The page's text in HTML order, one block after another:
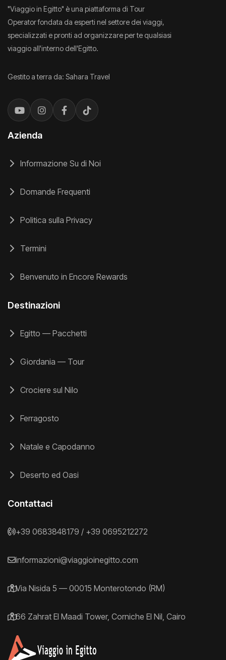
"Viaggio in Egitto" è una piattaforma di Tour
Operator fondata da esperti nel settore dei viaggi,
specializzati e pronti ad organizzare per te qualsiasi
viaggio all'interno dell'Egitto.
Gestito a terra da: Sahara Travel
Azienda
Informazione Su di Noi
Domande Frequenti
Politica sulla Privacy
Termini
Benvenuto in Encore Rewards
Destinazioni
Egitto — Pacchetti
Giordania — Tour
Crociere sul Nilo
Ferragosto
Natale e Capodanno
Deserto ed Oasi
Contattaci
+39 0683848179 / +39 0695212272
informazioni@viaggioinegitto.com
Via Nisida 5 — 00015 Monterotondo (RM)
66 Zahrat El Maadi Tower, Corniche El Nil, Cairo